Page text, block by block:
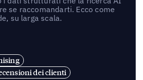
se raccomandarti. Ecco come
su larga scala.
dei clienti